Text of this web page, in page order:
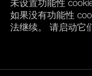
未设置功能性
如果没有功能性
法继续。 请启动它